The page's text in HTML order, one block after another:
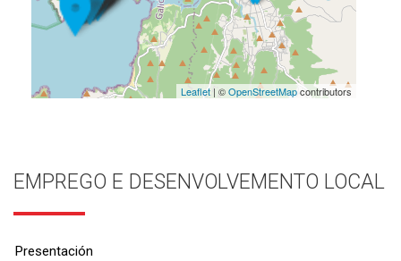
Leaflet| ©OpenStreetMapcontributors
EMPREGO E DESENVOLVEMENTO LOCAL
Presentación